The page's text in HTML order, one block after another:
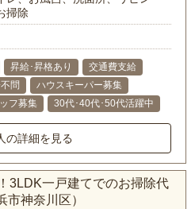
掃除
昇給･昇格あり
交通費支給
問
ハウスキーパー募集
フ募集 30代･40代･50代活躍中
の詳細を見る
3LDK一戸建てでのお掃除代
神奈川区）